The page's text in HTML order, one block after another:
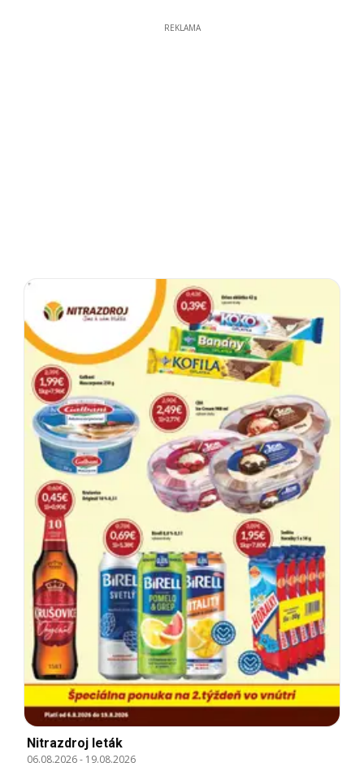
REKLAMA
Nitrazdroj leták
06.08.2026- 19.08.2026